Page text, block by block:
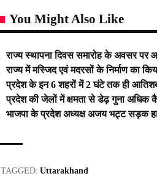
You Might Also Like
राज्य स्थापना दिवस समारोह के अवसर पर
राज्य में मस्जिद एवं मदरसों के निर्माण का
प्रदेश के इन 6 शहरों में 2 घंटे तक ही
प्रदेश की जेलों में क्षमता से डेढ़ गुना अधिक
भाजपा के प्रदेश अध्यक्ष अजय भट्ट सड़क
TAGGED: Uttarakhand